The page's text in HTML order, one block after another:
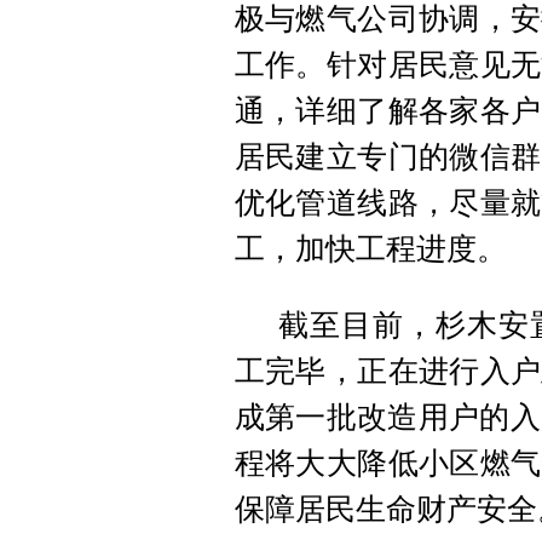
极与燃气公司协调，
工作。针对居民意见
通，详细了解各家各
居民建立专门的微信
优化管道线路，尽量
工，加快工程进度。
截至目前，杉木安
工完毕，正在进行入
成第一批改造用户的
程将大大降低小区燃
保障居民生命财产安